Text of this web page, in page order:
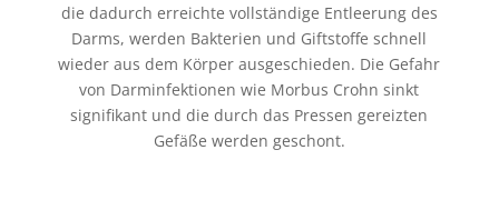
die dadurch erreichte vollständige Entleerung des
Darms, werden Bakterien und Giftstoffe schnell
wieder aus dem Körper ausgeschieden. Die Gefahr
von Darminfektionen wie Morbus Crohn sinkt
signifikant und die durch das Pressen gereizten
Gefäße werden geschont.